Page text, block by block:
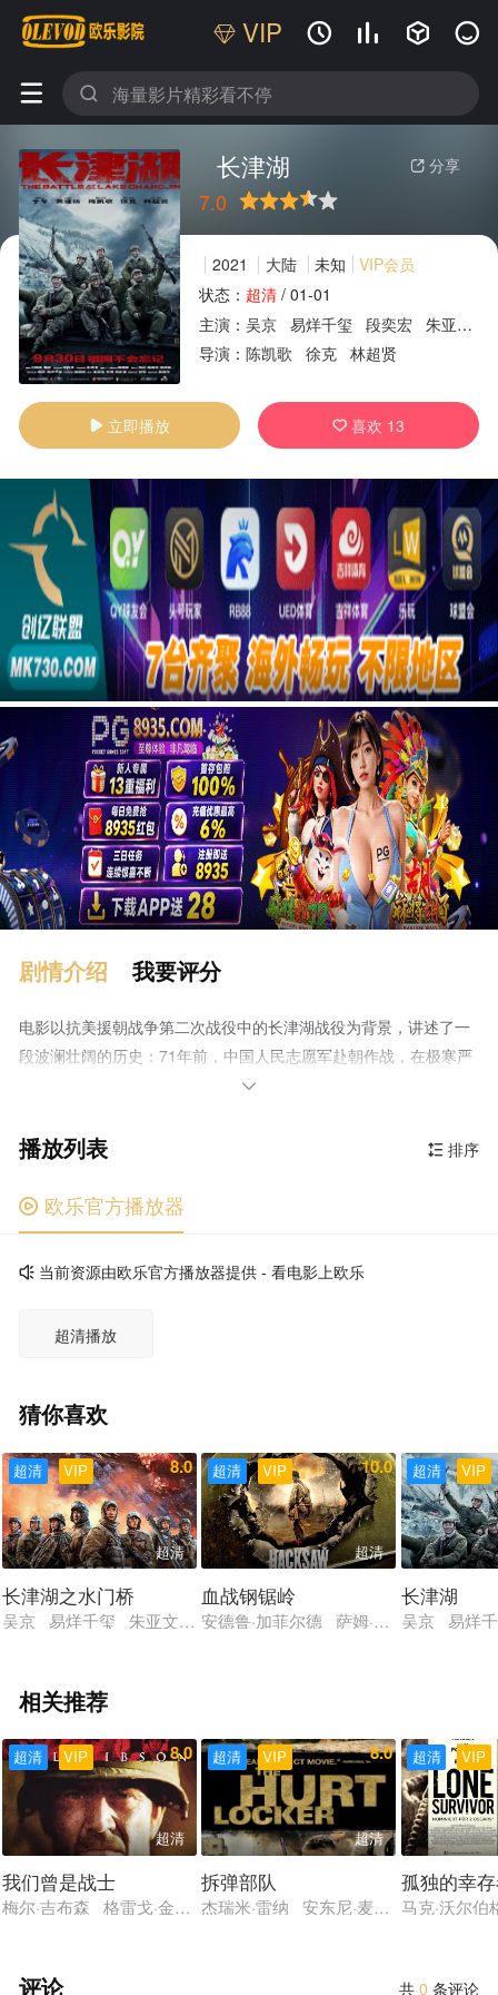
VIP    
 
 分享
长津湖
7.0
很差较差还行推荐力荐
2021 大陆 未知
VIP会员
状态： 超清/ 01-01
主演： 吴京 易烊千玺 段奕宏 朱亚文
导演： 陈凯歌 徐克 林超贤
 立即播放  喜欢 13
广告
剧情介绍 我要评分
电影以抗美援朝战争第二次战役中的长津湖战役为背景，讲述了一
段波澜壮阔的历史：71年前，中国人民志愿军赴朝作战，在极寒严
酷环境下，东线作战部队凭着钢铁意志和英勇无畏的战斗精神一路

 排序
播放列表
 欧乐官方播放器
当前资源由欧乐官方播放器提供 - 看电影上欧乐
超清播放
猜你喜欢
VIP
超清 8.0
超清
长津湖之水门桥
吴京 易烊千玺 朱亚文 李晨 韩东君
VIP
超清 10.0
超清
血战钢锯岭
安德鲁·加菲尔德 萨姆·沃辛顿 文斯·
VIP
超清
长津湖
吴京 易烊
相关推荐
VIP
超清 8.0
超清
我们曾是战士
梅尔·吉布森 格雷戈·金尼尔 玛德琳·斯托 山姆·艾里奥特 凯丽·
VIP
超清 8.0
超清
拆弹部队
杰瑞米·雷纳 安东尼·麦凯 布莱恩·格
VIP
超清
孤独的幸
马克·沃尔
共0 条评论
评论